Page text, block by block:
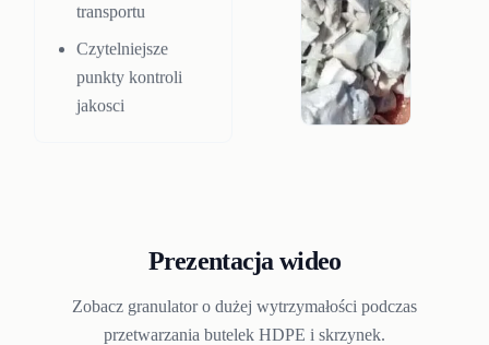
transportu
Czytelniejsze
punkty kontroli
jakosci
Prezentacja wideo
Zobacz granulator o dużej wytrzymałości podczas
przetwarzania butelek HDPE i skrzynek.